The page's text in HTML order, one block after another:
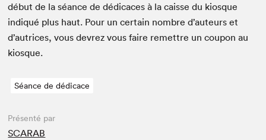
début de la séance de dédi­caces à la caisse du kiosque
indiqué plus haut. Pour un cer­tain nom­bre d’auteurs et
d’autrices, vous devrez vous faire remet­tre un coupon au
kiosque.
Séance de dédicace
Présenté par
SCARAB